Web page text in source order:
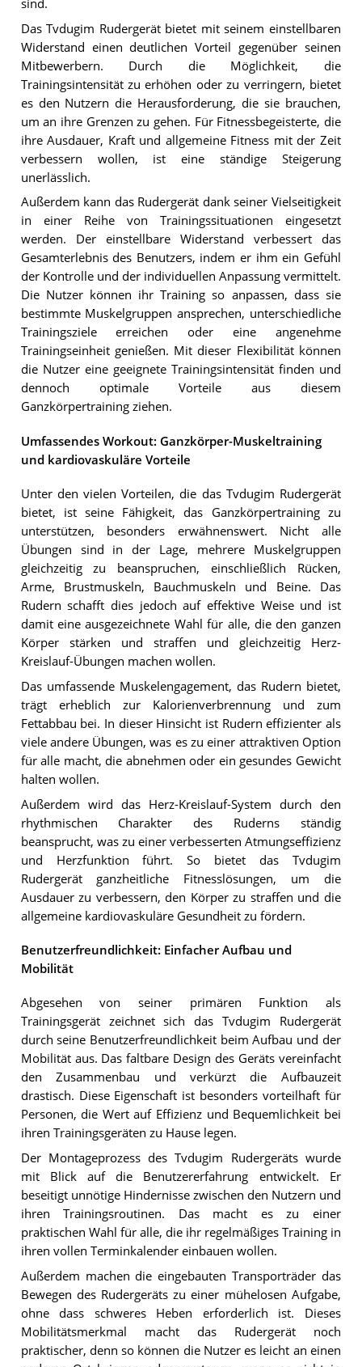
sind.
Das Tvdugim Rudergerät bietet mit seinem einstellbaren
Widerstand einen deutlichen Vorteil gegenüber seinen
Mitbewerbern. Durch die Möglichkeit, die
Trainingsintensität zu erhöhen oder zu verringern, bietet
es den Nutzern die Herausforderung, die sie brauchen,
um an ihre Grenzen zu gehen. Für Fitnessbegeisterte, die
ihre Ausdauer, Kraft und allgemeine Fitness mit der Zeit
verbessern wollen, ist eine ständige Steigerung
unerlässlich.
Außerdem kann das Rudergerät dank seiner Vielseitigkeit
in einer Reihe von Trainingssituationen eingesetzt
werden. Der einstellbare Widerstand verbessert das
Gesamterlebnis des Benutzers, indem er ihm ein Gefühl
der Kontrolle und der individuellen Anpassung vermittelt.
Die Nutzer können ihr Training so anpassen, dass sie
bestimmte Muskelgruppen ansprechen, unterschiedliche
Trainingsziele erreichen oder eine angenehme
Trainingseinheit genießen. Mit dieser Flexibilität können
die Nutzer eine geeignete Trainingsintensität finden und
dennoch optimale Vorteile aus diesem
Ganzkörpertraining ziehen.
Umfassendes Workout: Ganzkörper-Muskeltraining
und kardiovaskuläre Vorteile
Unter den vielen Vorteilen, die das Tvdugim Rudergerät
bietet, ist seine Fähigkeit, das Ganzkörpertraining zu
unterstützen, besonders erwähnenswert. Nicht alle
Übungen sind in der Lage, mehrere Muskelgruppen
gleichzeitig zu beanspruchen, einschließlich Rücken,
Arme, Brustmuskeln, Bauchmuskeln und Beine. Das
Rudern schafft dies jedoch auf effektive Weise und ist
damit eine ausgezeichnete Wahl für alle, die den ganzen
Körper stärken und straffen und gleichzeitig Herz-
Kreislauf-Übungen machen wollen.
Das umfassende Muskelengagement, das Rudern bietet,
trägt erheblich zur Kalorienverbrennung und zum
Fettabbau bei. In dieser Hinsicht ist Rudern effizienter als
viele andere Übungen, was es zu einer attraktiven Option
für alle macht, die abnehmen oder ein gesundes Gewicht
halten wollen.
Außerdem wird das Herz-Kreislauf-System durch den
rhythmischen Charakter des Ruderns ständig
beansprucht, was zu einer verbesserten Atmungseffizienz
und Herzfunktion führt. So bietet das Tvdugim
Rudergerät ganzheitliche Fitnesslösungen, um die
Ausdauer zu verbessern, den Körper zu straffen und die
allgemeine kardiovaskuläre Gesundheit zu fördern.
Benutzerfreundlichkeit: Einfacher Aufbau und
Mobilität
Abgesehen von seiner primären Funktion als
Trainingsgerät zeichnet sich das Tvdugim Rudergerät
durch seine Benutzerfreundlichkeit beim Aufbau und der
Mobilität aus. Das faltbare Design des Geräts vereinfacht
den Zusammenbau und verkürzt die Aufbauzeit
drastisch. Diese Eigenschaft ist besonders vorteilhaft für
Personen, die Wert auf Effizienz und Bequemlichkeit bei
ihren Trainingsgeräten zu Hause legen.
Der Montageprozess des Tvdugim Rudergeräts wurde
mit Blick auf die Benutzererfahrung entwickelt. Er
beseitigt unnötige Hindernisse zwischen den Nutzern und
ihren Trainingsroutinen. Das macht es zu einer
praktischen Wahl für alle, die ihr regelmäßiges Training in
ihren vollen Terminkalender einbauen wollen.
Außerdem machen die eingebauten Transporträder das
Bewegen des Rudergeräts zu einer mühelosen Aufgabe,
ohne dass schweres Heben erforderlich ist. Dieses
Mobilitätsmerkmal macht das Rudergerät noch
praktischer, denn so können die Nutzer es leicht an einen